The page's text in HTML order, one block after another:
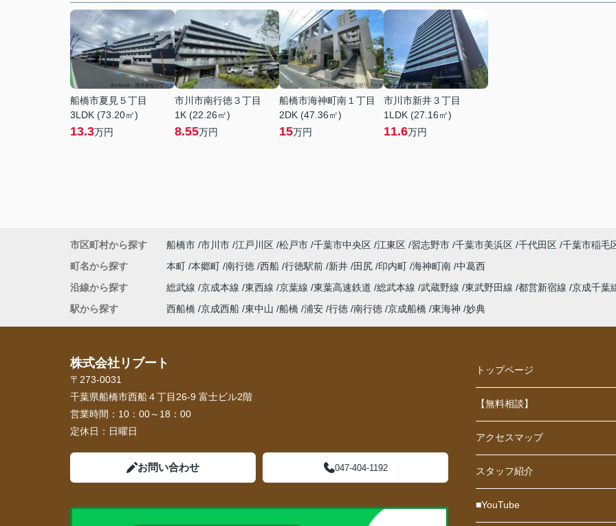
船橋市夏見５丁目
3LDK (73.20㎡)
13.3万円
市川市南行徳３丁目
1K (22.26㎡)
8.55万円
船橋市海神町南１丁目
2DK (47.36㎡)
15万円
市川市新井３丁目
1LDK (27.16㎡)
11.6万円
市区町村から探す 船橋市 市川市 江戸川区 松戸市 千葉市中央区 江東区 習志野市 千葉市美浜区 千代田区 千葉市稲毛
町名から探す
本町 本郷町 南行徳 西船 行徳駅前 新井 田尻 印内町 海神町南 中葛西
沿線から探す
総武線 京成本線 東西線 京葉線 東葉高速鉄道 総武本線 武蔵野線 東武野田線 都営新宿線 京成千葉
駅から探す
西船橋 京成西船 東中山 船橋 浦安 行徳 南行徳 京成船橋 東海神 妙典
株式会社リブート
〒273-0031
千葉県船橋市西船４丁目26-9 富士ビル2階
営業時間： 10：00～18：00
定休日： 日曜日
お問い合わせ 047-404-1192
トップページ
【無料相談】
アクセスマップ
スタッフ紹介
■YouTube